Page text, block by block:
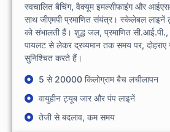
स्वचालित बैचिंग, वैक्यूम इमल्सीफाइंग और
साथ जीएमपी प्रमाणित संयंत्र। स्केलेबल लाइनें
को संभालती हैं। शुद्ध जल, प्रमाणित सी.आई.पी.,
पायलट से लेकर द्रव्यमान तक समय पर,
सुनिश्चित करते हैं।
5 से 20000 किलोग्राम बैच लचीलापन
वायुहीन ट्यूब जार और पंप लाइनें
तेजी से बदलाव, कम समय